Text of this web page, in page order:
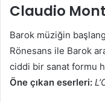
Claudio
Barok müziğin
Rönesans ile Barok
ciddi bir sanat formu
Öne çıkan eserleri: